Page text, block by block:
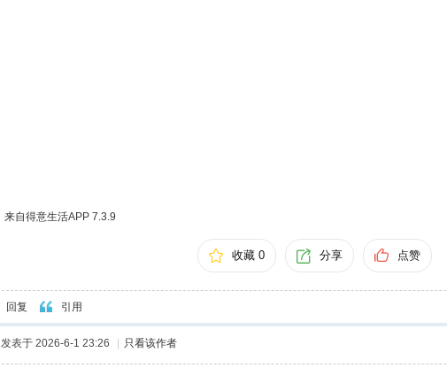
来自得意生活APP 7.3.9
收藏 0 分享 点赞
回复 引用
发表于 2026-6-1 23:26 只看该作者